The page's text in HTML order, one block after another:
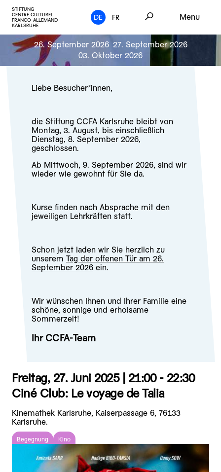
STIFTUNG
CENTRE CULTUREL
FRANCO-ALLEMAND
KARLSRUHE
DE FR Menu
26. September 2026 27. September 2026
03. Oktober 2026
Liebe Besucher*innen,
die Stiftung CCFA Karlsruhe bleibt von
Montag, 3. August, bis einschließlich
Dienstag, 8. September 2026,
geschlossen.
Ab Mittwoch, 9. September 2026, sind wir
wieder wie gewohnt für Sie da.
Kurse finden nach Absprache mit den
jeweiligen Lehrkräften statt.
Schon jetzt laden wir Sie herzlich zu
unserem Tag der offenen Tür am 26.
September 2026ein.
Wir wünschen Ihnen und Ihrer Familie eine
schöne, sonnige und erholsame
Sommerzeit!
Ihr CCFA-Team
Freitag, 27. Juni 2025 | 21:00 - 22:30
Ciné Club: Le voyage de Talia
Kinemathek Karlsruhe, Kaiserpassage 6, 76133
Karlsruhe.
Begegnung Kino